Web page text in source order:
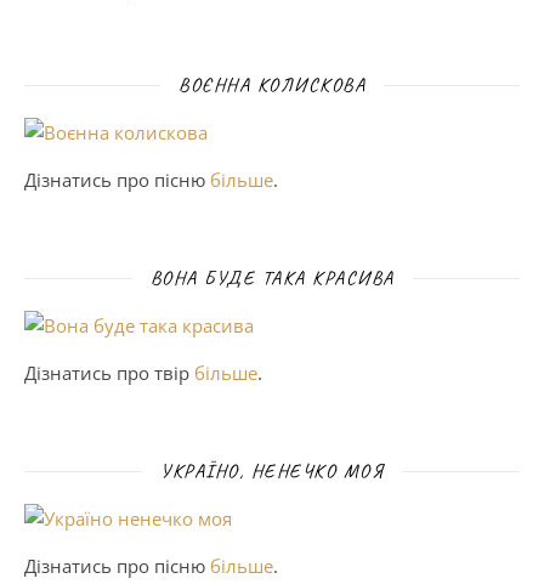
ВОЄННА КОЛИСКОВА
Дізнатись про пісню більше.
ВОНА БУДЕ ТАКА КРАСИВА
Дізнатись про твір більше.
УКРАЇНО, НЕНЕЧКО МОЯ
Дізнатись про пісню більше.